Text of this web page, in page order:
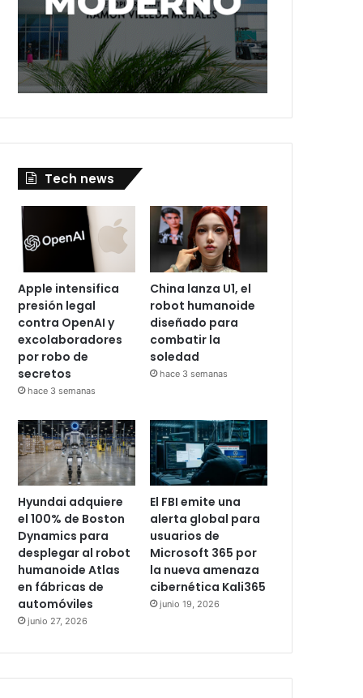
Tech news
Apple intensifica
presión legal
contra OpenAI y
excolaboradores
por robo de
secretos
hace 3 semanas
China lanza U1, el
robot humanoide
diseñado para
combatir la
soledad
hace 3 semanas
Hyundai adquiere
el 100% de Boston
Dynamics para
desplegar al robot
humanoide Atlas
en fábricas de
automóviles
junio 27, 2026
El FBI emite una
alerta global para
usuarios de
Microsoft 365 por
la nueva amenaza
cibernética Kali365
junio 19, 2026